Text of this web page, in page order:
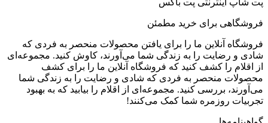
پت شاپ اینترنتی پت باکس
فروشگاهی برای خرید مطمئن
فروشگاه آنلاین ما را برای یافتن محصولات منحصر به فردی که
شادی و رضایت را به زندگی شما می‌آورند، کاوش کنید. مجموعه‌ای
از اقلام را کشف کنید که فروشگاه آنلاین ما را برای کشف
محصولات منحصر به فردی که شادی و رضایت را به زندگی شما
می‌آورند، بررسی کنید. مجموعه‌ای از اقلام را بیابید که به بهبود
تجربیات روزمره شما کمک می‌کنند!